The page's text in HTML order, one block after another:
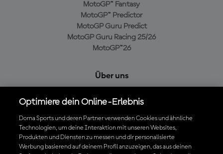
MotoGP™ Fantasy
MotoGP™ Predictor
MotoGP Guru Predict
MotoGP Guru Racing 25/26
MotoGP™26
Über uns
Cookie-Richtlinien
Geschäftsbedingungen
Datenschutzrichtlinien
Kaufrichtlinie
Optimiere dein Online-Erlebnis
Dorna Sports und deren Partner verwenden Cookies und ähnliche
Technologien, um deine Interaktion mit unseren Websites,
Produkten und Diensten zu messen und dir personalisierte
Werbung basierend auf deinem Profil anzuzeigen, das aus deinen